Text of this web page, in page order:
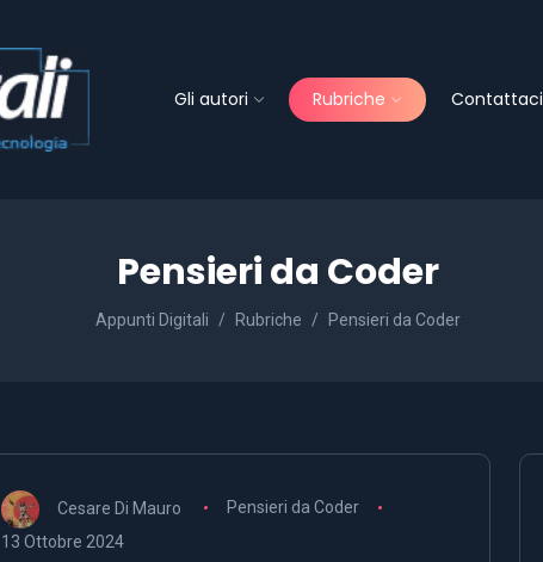
Gli autori Rubriche Contattaci
Pensieri da Coder
Appunti Digitali Rubriche Pensieri da Coder
Cesare Di Mauro
Pensieri da Coder
13 Ottobre 2024